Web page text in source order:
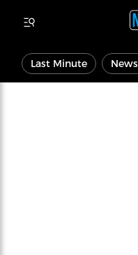
Last Minute News